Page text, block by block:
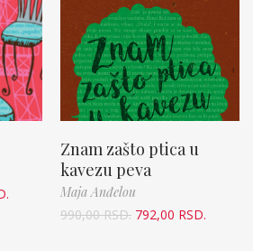
Znam zašto ptica u
kavezu peva
Maja Anđelou
990,00RSD. 792,00 RSD.